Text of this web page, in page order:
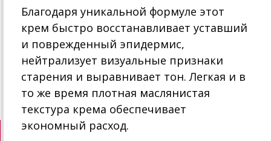
Благодаря уникальной формуле этот
крем быстро восстанавливает уставший
и поврежденный эпидермис,
нейтрализует визуальные признаки
старения и выравнивает тон. Легкая и в
то же время плотная маслянистая
текстура крема обеспечивает
экономный расход.